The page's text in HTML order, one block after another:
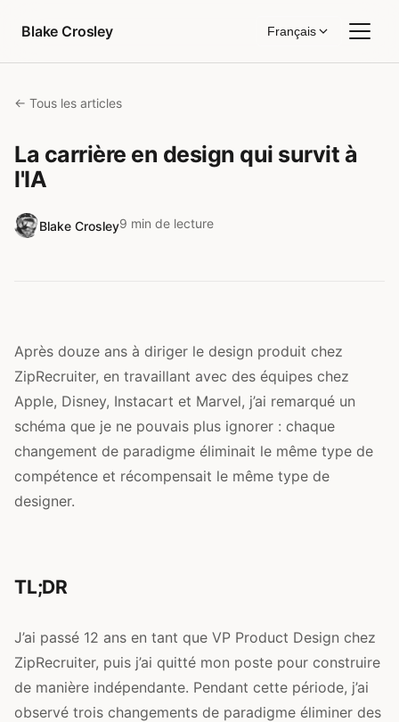
Blake Crosley
Français
← Tous les articles
La carrière en design qui survit à
l'IA
Blake Crosley9 min de lecture
Après douze ans à diriger le design produit chez
ZipRecruiter, en travaillant avec des équipes chez
Apple, Disney, Instacart et Marvel, j’ai remarqué un
schéma que je ne pouvais plus ignorer : chaque
changement de paradigme éliminait le même type de
compétence et récompensait le même type de
designer.
TL;DR
J’ai passé 12 ans en tant que VP Product Design chez
ZipRecruiter, puis j’ai quitté mon poste pour construire
de manière indépendante. Pendant cette période, j’ai
observé trois changements de paradigme éliminer des